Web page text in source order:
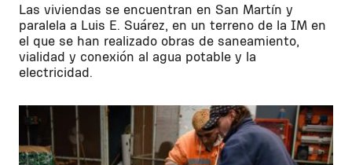
Las viviendas se encuentran en San Martín y
paralela a Luis E. Suárez, en un terreno de la IM en
el que se han realizado obras de saneamiento,
vialidad y conexión al agua potable y la
electricidad.